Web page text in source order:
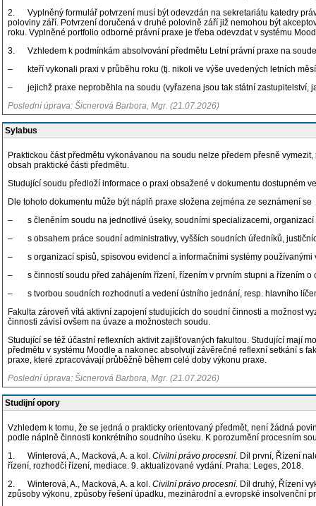
2. Vyplněný formulář potvrzení musí být odevzdán na sekretariátu katedry
poloviny září. Potvrzení doručená v druhé polovině září již nemohou být
roku. Vyplněné portfolio odborné právní praxe je třeba odevzdat v systému
3. Vzhledem k podmínkám absolvování předmětu Letní právní praxe na
– kteří vykonali praxi v průběhu roku (tj. nikoli ve výše uvedených letních
– jejichž praxe neproběhla na soudu (vyřazena jsou tak státní zastupitelství,
Poslední úprava: Šicnerová Barbora, Mgr. (21.07.2026)
Sylabus
Praktickou část předmětu vykonávanou na soudu nelze předem přesně
obsah praktické části předmětu.
Studující soudu předloží informace o praxi obsažené v dokumentu dostupném
Dle tohoto dokumentu může být náplň praxe složena zejména ze seznámení se
– s členěním soudu na jednotlivé úseky, soudními specializacemi, organizací
– s obsahem práce soudní administrativy, vyšších soudních úředníků,
– s organizací spisů, spisovou evidencí a informačními systémy používanými
– s činností soudu před zahájením řízení, řízením v prvním stupni a řízením o
– s tvorbou soudních rozhodnutí a vedení ústního jednání, resp. hlavního
Fakulta zároveň vítá aktivní zapojení studujících do soudní činnosti a možnost
činnosti závisí ovšem na úvaze a možnostech soudu.
Studující se též účastní reflexních aktivit zajišťovaných fakultou. Studující mají
předmětu v systému Moodle a nakonec absolvují závěrečné reflexní setkání s
praxe, které zpracovávají průběžně během celé doby výkonu praxe.
Poslední úprava: Šicnerová Barbora, Mgr. (21.07.2026)
Studijní opory
Vzhledem k tomu, že se jedná o prakticky orientovaný předmět, není žádná
podle náplně činnosti konkrétního soudního úseku. K porozumění procesním
1. Winterová, A., Macková, A. a kol. Civilní právo procesní. Díl první, Řízení
řízení, rozhodčí řízení, mediace. 9. aktualizované vydání. Praha: Leges, 2018.
2. Winterová, A., Macková, A. a kol. Civilní právo procesní. Díl druhý, Řízení
způsoby výkonu, způsoby řešení úpadku, mezinárodní a evropské insolvenční